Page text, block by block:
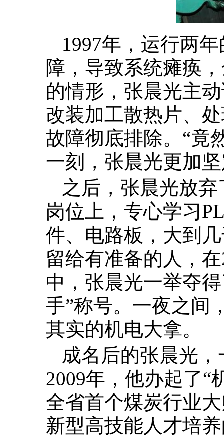
1997年，运行两
障，导致系统瘫痪
的情形，张晨光主
改装加工散热片、
故障彻底排除。“竟
一刻，张晨光更加
之后，张晨光放
岗位上，专心学习
件、电路板，大到
留给有准备的人，
中，张晨光一举夺
手”称号。一夜之间
其实的机电大拿。
成名后的张晨光
2009年，他办起了“
全省首个煤炭行业
新型高技能人才培